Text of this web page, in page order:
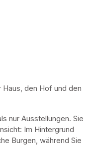
den Hof und den
nur Ausstellungen. Sie
Im Hintergrund
Burgen, während Sie